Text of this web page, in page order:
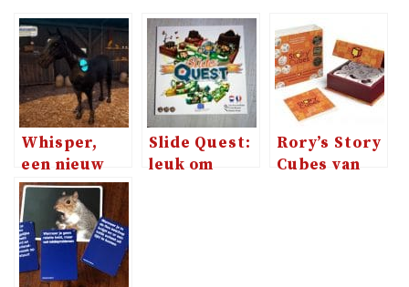
Whisper,
een nieuw
spel voor de
Nintendo
Switch en
PS4
Slide Quest:
leuk om
Rory’s Story
Cubes van